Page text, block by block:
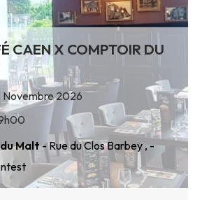
CAEN X COMPTOIR DU
Novembre 2026
Malt- Rue du Clos Barbey , -